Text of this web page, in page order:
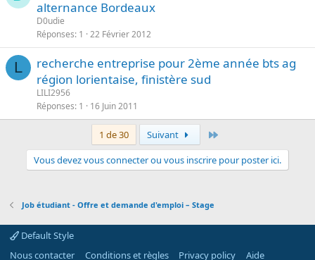
alternance Bordeaux
D0udie
Réponses 1 22 Février 2012
L
recherche entreprise pour 2ème année bts ag
région lorientaise, finistère sud
LILI2956
Réponses 1 16 Juin 2011
1 de 30 Suivant
Vous devez vous connecter ou vous inscrire pour poster ici.
Job étudiant - Offre et demande d'emploi – Stage
Default Style
Nous contacter
Conditions et règles Privacy policy Aide